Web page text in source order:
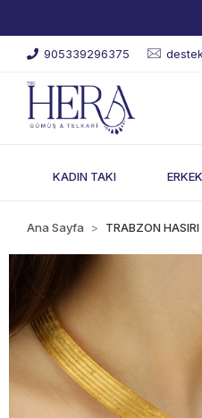
905339296375
KADIN TAKI
Ana Sayfa TRABZON HASIRI